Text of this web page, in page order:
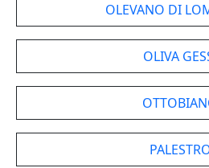
OLEVANO DI
OLIVA